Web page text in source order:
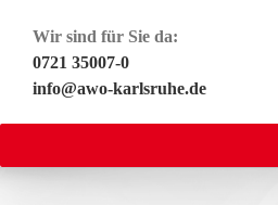
Wir sind für Sie da:
0721 35007-0
info@awo-karlsruhe.de